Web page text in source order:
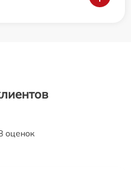
оценок